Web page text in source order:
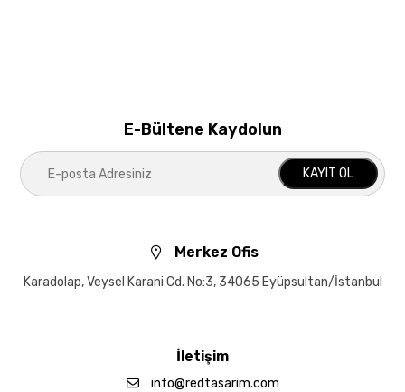
E-Bültene Kaydolun
KAYIT OL
Merkez Ofis
Karadolap, Veysel Karani Cd. No:3, 34065 Eyüpsultan/İstanbul
İletişim
info@redtasarim.com